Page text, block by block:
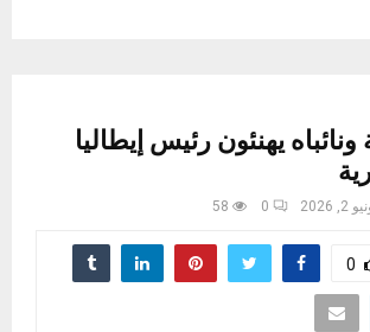
يهنئون رئيس إيطاليا
2, 2026
0
58
0